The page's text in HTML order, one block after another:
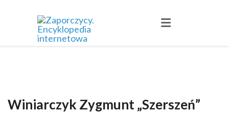
Winiarczyk Zygmunt „Szerszeń”